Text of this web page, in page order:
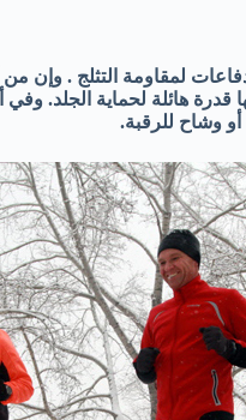
لمقاومة التثلج . وإن
قدرة هائلة لحماية الجلد. وفي
أو وشاح للرقبة.